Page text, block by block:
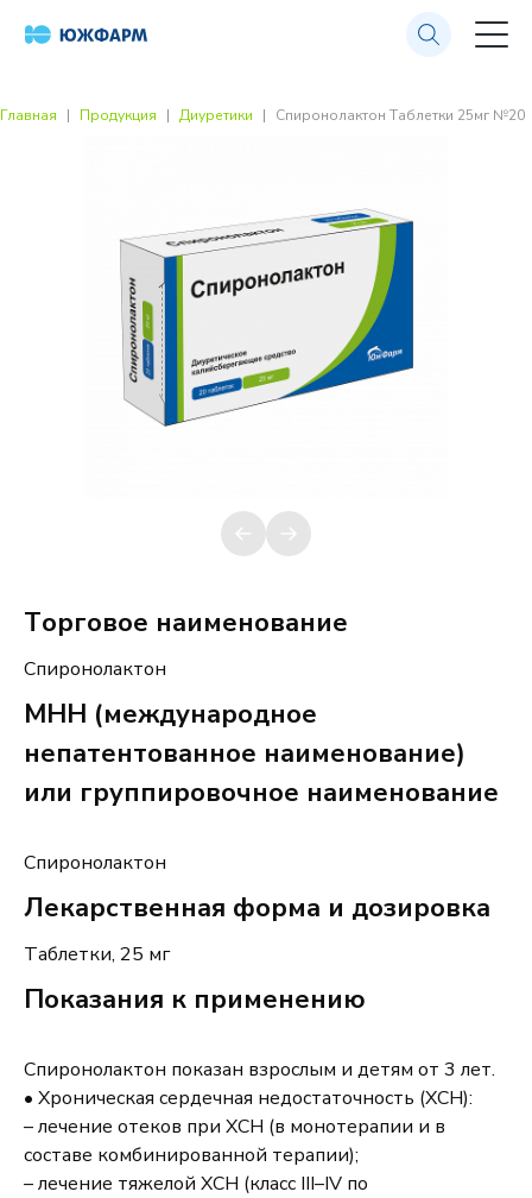
Главная Продукция Диуретики Спиронолактон Таблетки 25мг №20
Торговое наименование
Спиронолактон
МНН (международное
непатентованное наименование)
или группировочное наименование
Спиронолактон
Лекарственная форма и дозировка
Таблетки, 25 мг
Показания к применению
Спиронолактон показан взрослым и детям от 3 лет.
• Хроническая сердечная недостаточность (ХСН):
– лечение отеков при ХСН (в монотерапии и в
составе комбинированной терапии);
– лечение тяжелой ХСН (класс III–IV по